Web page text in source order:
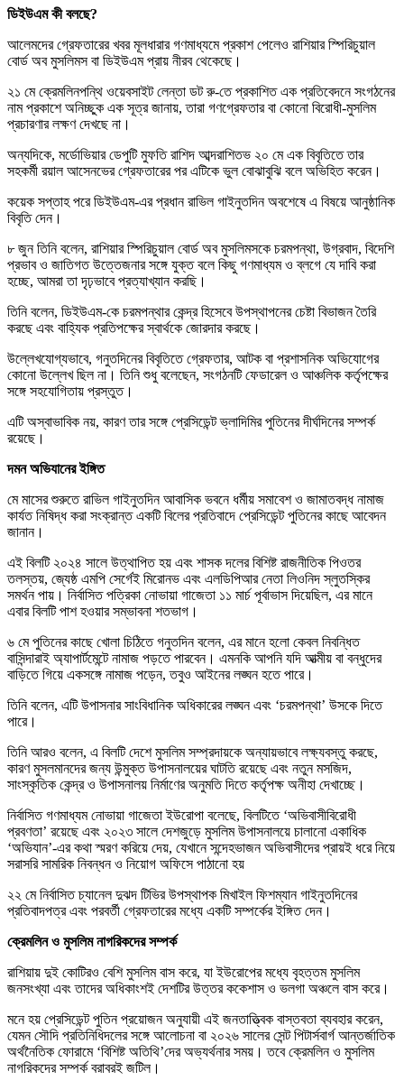
ডিইউএম কী বলছে?
আলেমদের গ্রেফতারের খবর মূলধারার গণমাধ্যমে প্রকাশ পেলেও রাশিয়ার স্পিরিচুয়াল
বোর্ড অব মুসলিমস বা ডিইউএম প্রায় নীরব থেকেছে।
২১ মে ক্রেমলিনপন্থি ওয়েবসাইট লেন্তা ডট রু-তে প্রকাশিত এক প্রতিবেদনে সংগঠনের
নাম প্রকাশে অনিচ্ছুক এক সূত্র জানায়, তারা গণগ্রেফতার বা কোনো বিরোধী-মুসলিম
প্রচারণার লক্ষণ দেখছে না।
অন্যদিকে, মর্ডোভিয়ার ডেপুটি মুফতি রাশিদ আব্দরাশিতভ ২০ মে এক বিবৃতিতে তার
সহকর্মী রয়াল আসেনভের গ্রেফতারের পর এটিকে ভুল বোঝাবুঝি বলে অভিহিত করেন।
কয়েক সপ্তাহ পরে ডিইউএম-এর প্রধান রাভিল গাইনুতদিন অবশেষে এ বিষয়ে আনুষ্ঠানিক
বিবৃতি দেন।
৮ জুন তিনি বলেন, রাশিয়ার স্পিরিচুয়াল বোর্ড অব মুসলিমসকে চরমপন্থা, উগ্রবাদ, বিদেশি
প্রভাব ও জাতিগত উত্তেজনার সঙ্গে যুক্ত বলে কিছু গণমাধ্যম ও ব্লগে যে দাবি করা
হচ্ছে, আমরা তা দৃঢ়ভাবে প্রত্যাখ্যান করছি।
তিনি বলেন, ডিইউএম-কে চরমপন্থার কেন্দ্র হিসেবে উপস্থাপনের চেষ্টা বিভাজন তৈরি
করছে এবং বাহ্যিক প্রতিপক্ষের স্বার্থকে জোরদার করছে।
উল্লেখযোগ্যভাবে, গনুতদিনের বিবৃতিতে গ্রেফতার, আটক বা প্রশাসনিক অভিযোগের
কোনো উল্লেখ ছিল না। তিনি শুধু বলেছেন, সংগঠনটি ফেডারেল ও আঞ্চলিক কর্তৃপক্ষের
সঙ্গে সহযোগিতায় প্রস্তুত।
এটি অস্বাভাবিক নয়, কারণ তার সঙ্গে প্রেসিডেন্ট ভ্লাদিমির পুতিনের দীর্ঘদিনের সম্পর্ক
রয়েছে।
দমন অভিযানের ইঙ্গিত
মে মাসের শুরুতে রাভিল গাইনুতদিন আবাসিক ভবনে ধর্মীয় সমাবেশ ও জামাতবদ্ধ নামাজ
কার্যত নিষিদ্ধ করা সংক্রান্ত একটি বিলের প্রতিবাদে প্রেসিডেন্ট পুতিনের কাছে আবেদন
জানান।
এই বিলটি ২০২৪ সালে উত্থাপিত হয় এবং শাসক দলের বিশিষ্ট রাজনীতিক পিওতর
তলস্তয়, জ্যেষ্ঠ এমপি সের্গেই মিরোনভ এবং এলডিপিআর নেতা লিওনিদ স্লুতস্কির
সমর্থন পায়। নির্বাসিত পত্রিকা নোভায়া গাজেতা ১১ মার্চ পূর্বাভাস দিয়েছিল, এর মানে
এবার বিলটি পাশ হওয়ার সম্ভাবনা শতভাগ।
৬ মে পুতিনের কাছে খোলা চিঠিতে গনুতদিন বলেন, এর মানে হলো কেবল নিবন্ধিত
বাসিন্দারাই অ্যাপার্টমেন্টে নামাজ পড়তে পারবেন। এমনকি আপনি যদি আত্মীয় বা বন্ধুদের
বাড়িতে গিয়ে একসঙ্গে নামাজ পড়েন, তবুও আইনের লঙ্ঘন হতে পারে।
তিনি বলেন, এটি উপাসনার সাংবিধানিক অধিকারের লঙ্ঘন এবং ‘চরমপন্থা’ উসকে দিতে
পারে।
তিনি আরও বলেন, এ বিলটি দেশে মুসলিম সম্প্রদায়কে অন্যায়ভাবে লক্ষ্যবস্তু করছে,
কারণ মুসলমানদের জন্য উন্মুক্ত উপাসনালয়ের ঘাটতি রয়েছে এবং নতুন মসজিদ,
সাংস্কৃতিক কেন্দ্র ও উপাসনালয় নির্মাণের অনুমতি দিতে কর্তৃপক্ষ অনীহা দেখাচ্ছে।
নির্বাসিত গণমাধ্যম নোভায়া গাজেতা ইউরোপা বলেছে, বিলটিতে ‘অভিবাসীবিরোধী
প্রবণতা’ রয়েছে এবং ২০২৩ সালে দেশজুড়ে মুসলিম উপাসনালয়ে চালানো একাধিক
‘অভিযান’-এর কথা স্মরণ করিয়ে দেয়, যেখানে সন্দেহভাজন অভিবাসীদের প্রায়ই ধরে নিয়ে
সরাসরি সামরিক নিবন্ধন ও নিয়োগ অফিসে পাঠানো হয়
২২ মে নির্বাসিত চ্যানেল দুঝদ টিভির উপস্থাপক মিখাইল ফিশম্যান গাইনুতদিনের
প্রতিবাদপত্র এবং পরবর্তী গ্রেফতারের মধ্যে একটি সম্পর্কের ইঙ্গিত দেন।
ক্রেমলিন ও মুসলিম নাগরিকদের সম্পর্ক
রাশিয়ায় দুই কোটিরও বেশি মুসলিম বাস করে, যা ইউরোপের মধ্যে বৃহত্তম মুসলিম
জনসংখ্যা এবং তাদের অধিকাংশই দেশটির উত্তর ককেশাস ও ভলগা অঞ্চলে বাস করে।
মনে হয় প্রেসিডেন্ট পুতিন প্রয়োজন অনুযায়ী এই জনতাত্ত্বিক বাস্তবতা ব্যবহার করেন,
যেমন সৌদি প্রতিনিধিদলের সঙ্গে আলোচনা বা ২০২৬ সালের সেন্ট পিটার্সবার্গ আন্তর্জাতিক
অর্থনৈতিক ফোরামে ‘বিশিষ্ট অতিথি’দের অভ্যর্থনার সময়। তবে ক্রেমলিন ও মুসলিম
নাগরিকদের সম্পর্ক বরাবরই জটিল।